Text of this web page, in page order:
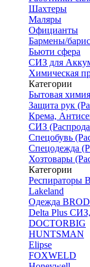
Шахтеры
Маляры
Официанты
Бармены/
Бьюти сфера
СИЗ для
Химическая
Категории
Бытовая
Защита рук
Крема,
СИЗ
Спецобувь
Спецодежда
Хозтовары
Категории
Респираторы
Lakeland
Одежда
Delta Plus
DOCTORBIG
HUNTSMAN
Elipse
FOXWELD